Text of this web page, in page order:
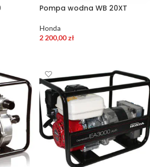
Pompa wodna WB 20XT
Honda
2 200,00zł